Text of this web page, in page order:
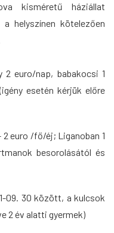
kisméretű háziállat
helyszínen kötelezően
2 euro/nap, babakocsi 1
esetén kérjük előre
2 euro /fő/éj; Liganoban 1
besorolásától és
09. 30 között, a kulcsok
2 év alatti gyermek)